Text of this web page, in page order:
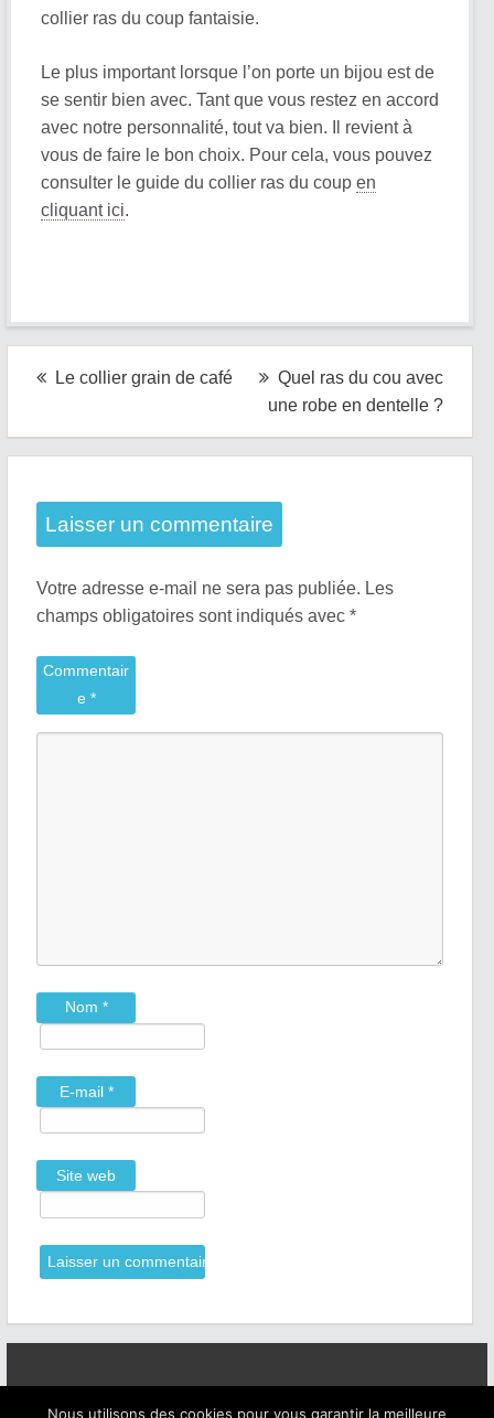
collier ras du coup fantaisie.
Le plus important lorsque l’on porte un bijou est de
se sentir bien avec. Tant que vous restez en accord
avec notre personnalité, tout va bien. Il revient à
vous de faire le bon choix. Pour cela, vous pouvez
consulter le guide du collier ras du coup en
cliquant ici.
Navigation
l’article
Le collier grain de café
Quel ras du cou avec
une robe en dentelle ?
Laisser un commentaire
Votre adresse e-mail ne sera pas publiée. Les
champs obligatoires sont indiqués avec*
Commentair
e *
Nom *
E-mail *
Site web
Nous utilisons des cookies pour vous garantir la meilleure